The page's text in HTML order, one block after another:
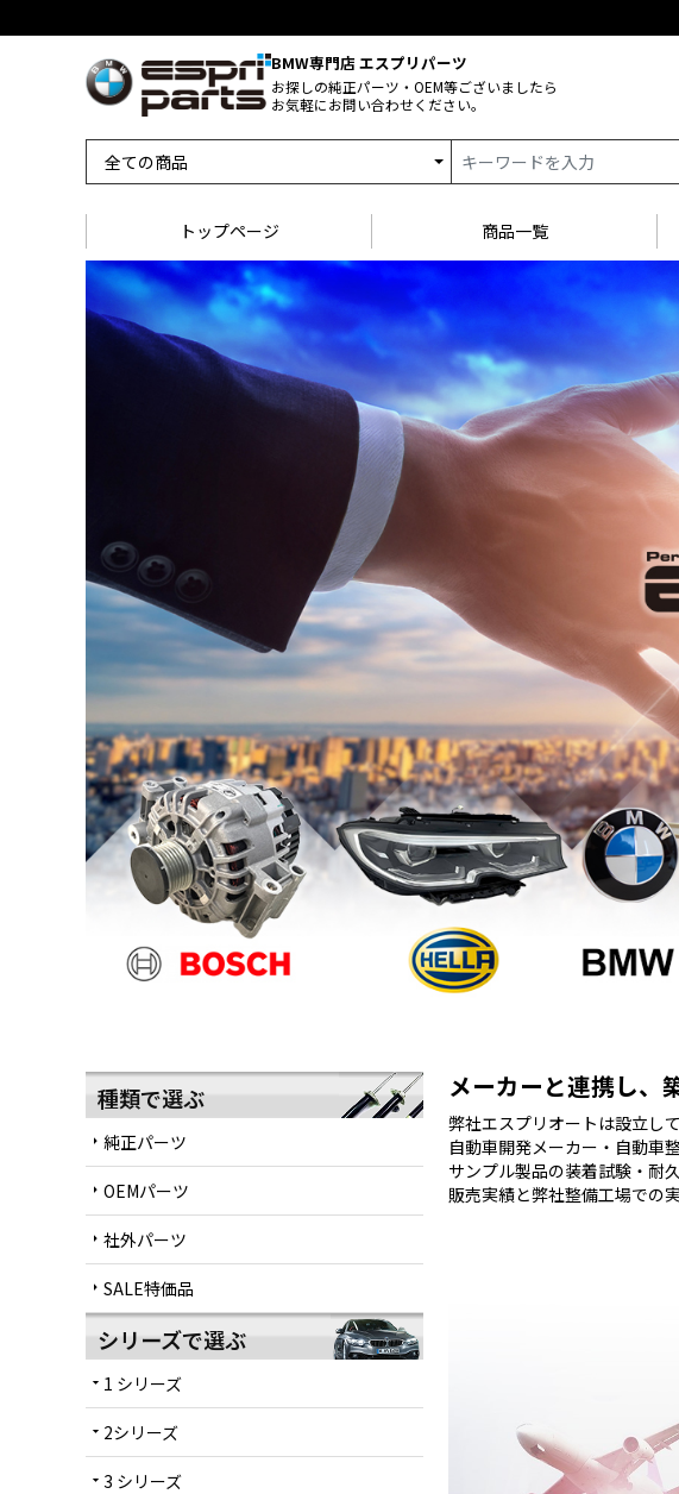
BMW専門店 エスプリパーツ
お探しの純正パーツ・OEM等ございましたら
お気軽にお問い合わせください。
トップページ 商品一覧
種類で選ぶ
arrow_right 純正パーツ
arrow_right OEMパーツ
arrow_right 社外パーツ
arrow_right SALE特価品
シリーズで選ぶ
arrow_drop_down 1 シリーズ
arrow_drop_down 2シリーズ
arrow_drop_down 3 シリーズ
メーカーと連携し、
弊社エスプリオートは設立し
自動車開発メーカー・自動車
サンプル製品の装着試験・耐
販売実績と弊社整備工場での